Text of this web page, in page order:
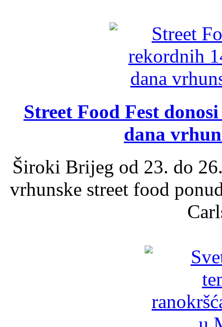
Street Food Fest
dana
Široki Brijeg od 23. do
vrhunske street food